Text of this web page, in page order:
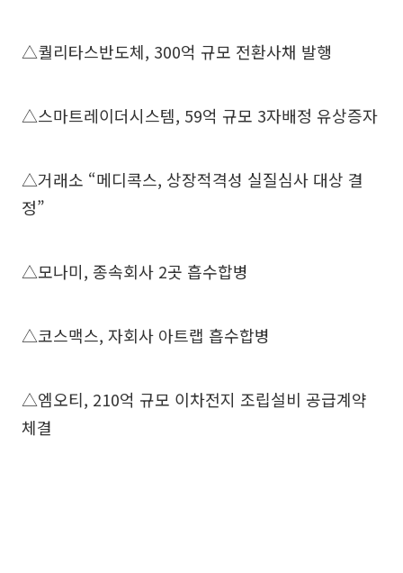
△퀄리타스반도체, 300억 규모 전환사채 발행
△스마트레이더시스템, 59억 규모 3자배정 유상증자
△거래소 “메디콕스, 상장적격성 실질심사 대상 결
정”
△모나미, 종속회사 2곳 흡수합병
△코스맥스, 자회사 아트랩 흡수합병
△엠오티, 210억 규모 이차전지 조립설비 공급계약
체결